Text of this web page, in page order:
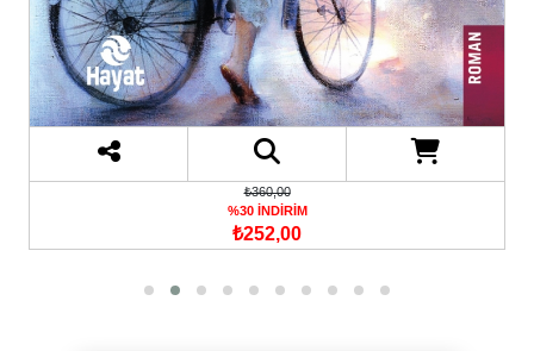
₺360,00
%30 İNDİRİM
₺252,00